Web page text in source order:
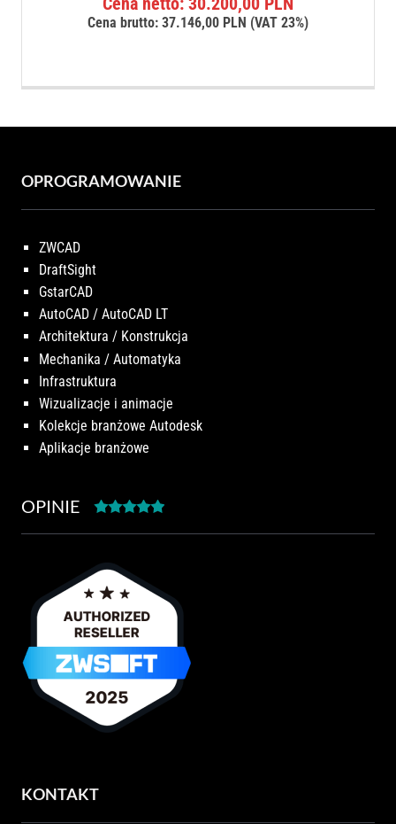
Cena brutto:37.146,00 PLN (VAT 23%)
OPROGRAMOWANIE
ZWCAD
DraftSight
GstarCAD
AutoCAD / AutoCAD LT
Architektura / Konstrukcja
Mechanika / Automatyka
Infrastruktura
Wizualizacje i animacje
Kolekcje branżowe Autodesk
Aplikacje branżowe
OPINIE
KONTAKT